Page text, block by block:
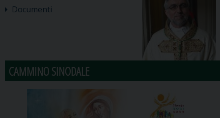
Documenti
CAMMINO SINODALE